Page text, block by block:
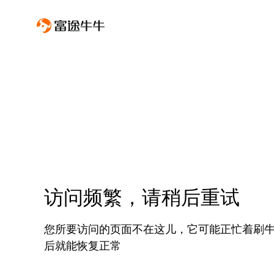
访问频繁，请稍后重试
您所要访问的页面不在这儿，它可能正忙着刷
后就能恢复正常